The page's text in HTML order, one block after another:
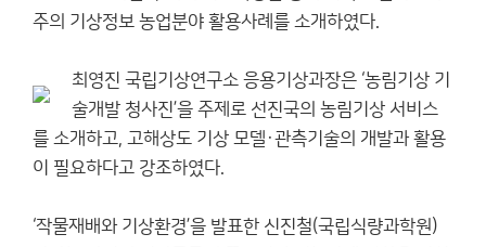
주의 기상정보 농업분야 활용사례를 소개하였다.
최영진 국립기상연구소 응용기상과장은 ‘농림기상 기
술개발 청사진’을 주제로 선진국의 농림기상 서비스
를 소개하고, 고해상도 기상 모델·관측기술의 개발과 활용
이 필요하다고 강조하였다.
‘작물재배와 기상환경’을 발표한 신진철(국립식량과학원)